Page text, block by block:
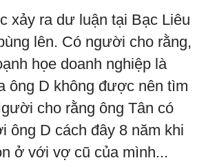
xảy ra dư luận tại Bạc Liêu
lên. Có người cho rằng,
họe doanh nghiệp là
ông D không được nên tìm
cho rằng ông Tân có
ông D cách đây 8 năm khi
ở với vợ cũ của mình...